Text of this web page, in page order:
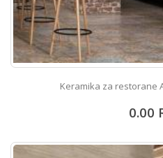
Keramika za restorane
0.00